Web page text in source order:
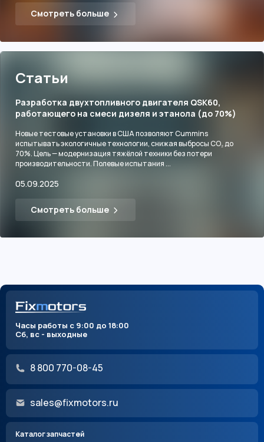
Смотреть больше
Статьи
Разработка двухтопливного двигателя QSK60,
работающего на смеси дизеля и этанола (до 70%)
Новые тестовые установки в США позволяют Cummins
испытывать экологичные технологии, снижая выбросы CO₂ до
70%. Цель — модернизация тяжёлой техники без потери
производительности. Полевые испытания ...
05.09.2025
Смотреть больше
Часы работы с 9:00 до 18:00
Сб, вс - выходные
8 800 770-08-45
sales@fixmotors.ru
Каталог запчастей